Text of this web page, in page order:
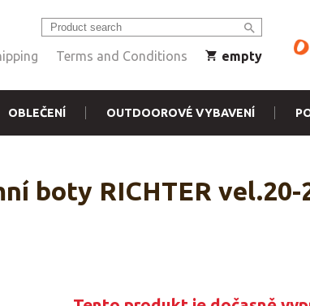
Terms and Conditions empty
OBLEČENÍ OUTDOOROVÉ VYBAVENÍ
boty RICHTER